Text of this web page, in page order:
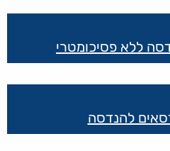
ללא פסיכומטרי
להנדסה